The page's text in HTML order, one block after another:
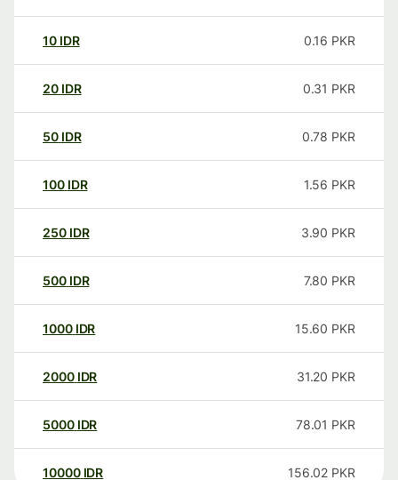
10 IDR 0.16 PKR
20 IDR 0.31 PKR
50 IDR 0.78 PKR
100 IDR 1.56 PKR
250 IDR 3.90 PKR
500 IDR 7.80 PKR
1000 IDR 15.60 PKR
2000 IDR 31.20 PKR
5000 IDR 78.01 PKR
10000 IDR 156.02 PKR